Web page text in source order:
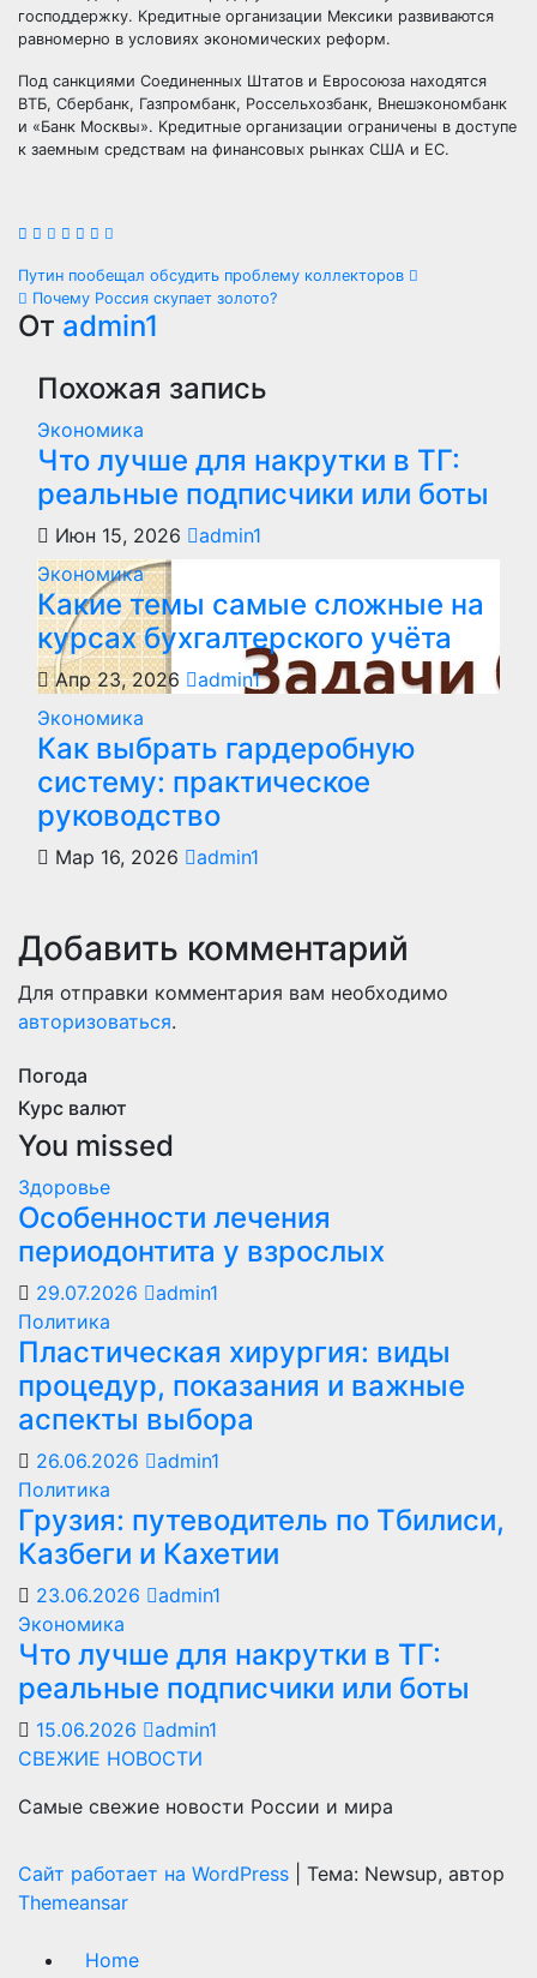
господдержку. Кредитные организации Мексики развиваются
равномерно в условиях экономических реформ.
Под санкциями Соединенных Штатов и Евросоюза находятся
ВТБ, Сбербанк, Газпромбанк, Россельхозбанк, Внешэкономбанк
и «Банк Москвы». Кредитные организации ограничены в доступе
к заемным средствам на финансовых рынках США и ЕС.
Навигация
по
записям
Путин пообещал обсудить проблему коллекторов
Почему Россия скупает золото?
От admin1
Похожая запись
Экономика
Что лучше для накрутки в ТГ:
реальные подписчики или боты
Июн 15, 2026
admin1
Экономика
Какие темы самые сложные на
курсах бухгалтерского учёта
Апр 23, 2026
admin1
Экономика
Как выбрать гардеробную
систему: практическое
руководство
Мар 16, 2026 admin1
Добавить комментарий
Для отправки комментария вам необходимо
авторизоваться.
Погода
Курс валют
You missed
Здоровье
Особенности лечения
периодонтита у взрослых
29.07.2026
admin1
Политика
Пластическая хирургия: виды
процедур, показания и важные
аспекты выбора
26.06.2026
admin1
Политика
Грузия: путеводитель по Тбилиси,
Казбеги и Кахетии
23.06.2026
admin1
Экономика
Что лучше для накрутки в ТГ:
реальные подписчики или боты
15.06.2026
admin1
СВЕЖИЕ НОВОСТИ
Самые свежие новости России и мира
Сайт работает на WordPress
Тема: Newsup, автор
Themeansar
Home